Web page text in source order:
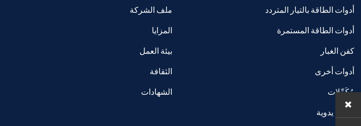
أدوات الطاقة بالتيار المتردد
أدوات الطاقة المستمرة
كفن الغبار
أدوات أخرى
مُكَمِّلات
أدوات يدوية
ملف الشركة
المزايا
بيئة العمل
الثقافة
الشهادات